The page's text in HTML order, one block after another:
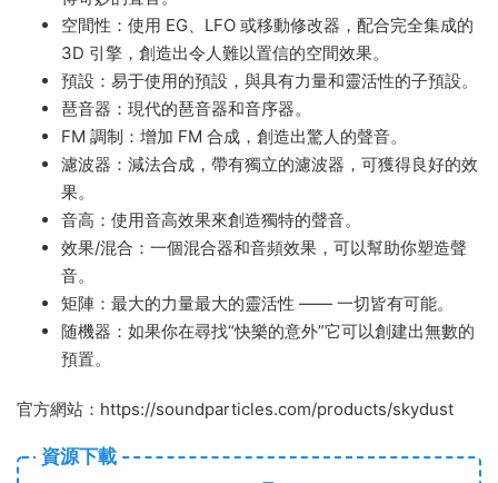
空間性：使用 EG、LFO 或移動修改器，配合完全集成的
3D 引擎，創造出令人難以置信的空間效果。
預設：易于使用的預設，與具有力量和靈活性的子預設。
琶音器：現代的琶音器和音序器。
FM 調制：增加 FM 合成，創造出驚人的聲音。
濾波器：減法合成，帶有獨立的濾波器，可獲得良好的效
果。
音高：使用音高效果來創造獨特的聲音。
效果/混合：一個混合器和音頻效果，可以幫助你塑造聲
音。
矩陣：最大的力量最大的靈活性 —— 一切皆有可能。
随機器：如果你在尋找“快樂的意外”它可以創建出無數的
預置。
官方網站：https://soundparticles.com/products/skydust
資源下載